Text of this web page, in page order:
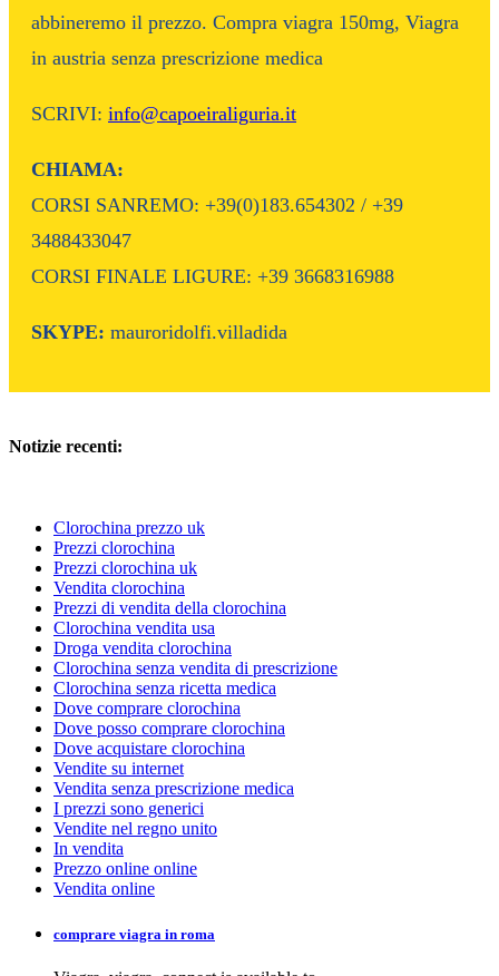
abbineremo il prezzo. Compra viagra 150mg, Viagra
in austria senza prescrizione medica
SCRIVI: info@capoeiraliguria.it
CHIAMA:
CORSI SANREMO: +39(0)183.654302 / +39
3488433047
CORSI FINALE LIGURE: +39 3668316988
SKYPE: mauroridolfi.villadida
Notizie recenti:
Clorochina prezzo uk
Prezzi clorochina
Prezzi clorochina uk
Vendita clorochina
Prezzi di vendita della clorochina
Clorochina vendita usa
Droga vendita clorochina
Clorochina senza vendita di prescrizione
Clorochina senza ricetta medica
Dove comprare clorochina
Dove posso comprare clorochina
Dove acquistare clorochina
Vendite su internet
Vendita senza prescrizione medica
I prezzi sono generici
Vendite nel regno unito
In vendita
Prezzo online online
Vendita online
comprare viagra in roma